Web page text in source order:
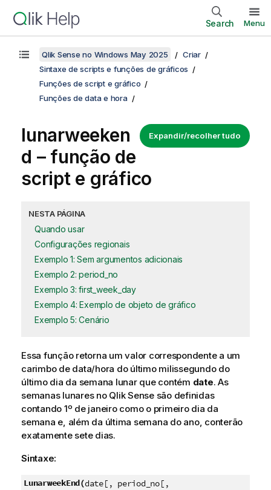
Search Menu
Qlik Sense no Windows May 2025
Criar
Sintaxe de scripts e funções de gráficos
Funções de script e gráfico
Funções de data e hora
Expandir/recolher tudo
lunarweeken
d – função de
script e gráfico
NESTA PÁGINA
Quando usar
Configurações regionais
Exemplo 1: Sem argumentos adicionais
Exemplo 2: period_no
Exemplo 3: first_week_day
Exemplo 4: Exemplo de objeto de gráfico
Exemplo 5: Cenário
Essa função retorna um valor correspondente a um
carimbo de data/hora do último milissegundo do
último dia da semana lunar que contém date. As
semanas lunares no Qlik Sensesão definidas
contando 1º de janeiro como o primeiro dia da
semana e, além da última semana do ano, conterão
exatamente sete dias.
Sintaxe:
LunarweekEnd(date[, period_no[,